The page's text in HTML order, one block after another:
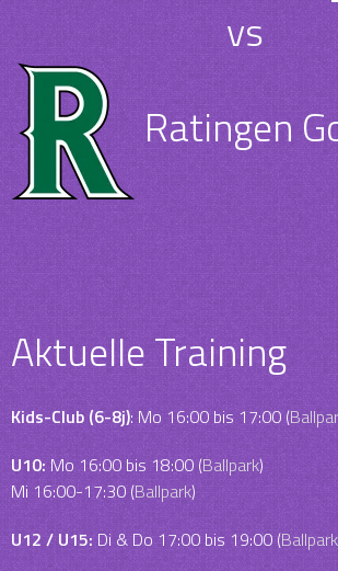
vs
Ratingen
Aktuelle Training
Kids-Club (6-8j): Mo 16:00 bis 17:00 (
U10: Mo 16:00 bis 18:00 (Ballpark)
Mi 16:00-17:30 (Ballpark)
U12 / U15:Di & Do 17:00 bis 19:00 (Ballpark